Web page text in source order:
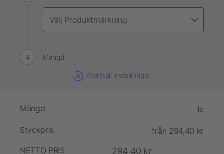
Mängd
Återställ inställningar
Mängd 1x
Styckpris
från 294,40 kr
NETTO PRIS
294,40 kr